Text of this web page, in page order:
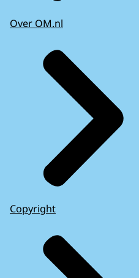
Over OM.nl
Copyright